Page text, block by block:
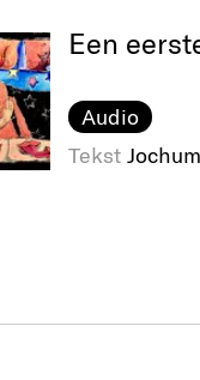
Een
Audio
Tekst